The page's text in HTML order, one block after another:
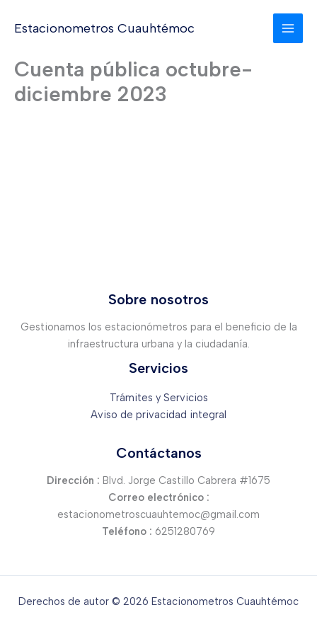
Estacionometros Cuauhtémoc
Cuenta pública octubre-
diciembre 2023
Sobre nosotros
Gestionamos los estacionómetros para el beneficio de la
infraestructura urbana y la ciudadanía.
Servicios
Trámites y Servicios
Aviso de privacidad integral
Contáctanos
Dirección : Blvd. Jorge Castillo Cabrera #1675
Correo electrónico :
estacionometroscuauhtemoc@gmail.com
Teléfono : 6251280769
Derechos de autor © 2026 Estacionometros Cuauhtémoc